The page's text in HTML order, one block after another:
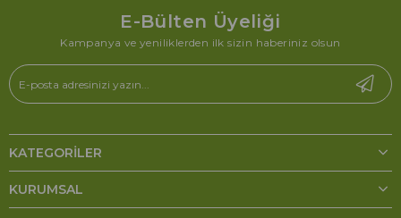
E-Bülten Üyeliği
Kampanya ve yeniliklerden ilk sizin haberiniz olsun
KATEGORILER
KURUMSAL